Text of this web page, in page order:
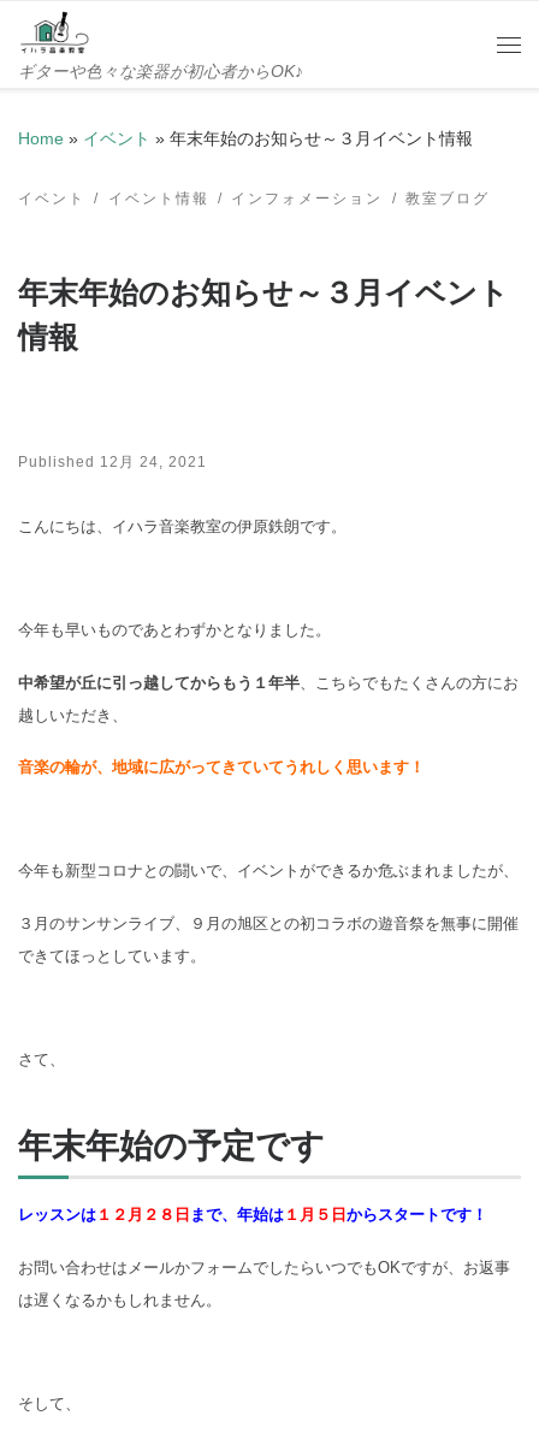
Skip to content
ギターや色々な楽器が初心者からOK♪
Home » イベント » 年末年始のお知らせ～３月イベント情報
イベント イベント情報 インフォメーション 教室ブログ
年末年始のお知らせ～３月イベント
情報
Published 12月 24, 2021
こんにちは、イハラ音楽教室の伊原鉄朗です。
今年も早いものであとわずかとなりました。
中希望が丘に引っ越してからもう１年半 、こちらでもたくさんの方にお
越しいただき、
音楽の輪が、地域に広がってきていてうれしく思います！
今年も新型コロナとの闘いで、イベントができるか危ぶまれましたが、
３月のサンサンライブ、９月の旭区との初コラボの遊音祭を無事に開催
できてほっとしています。
さて、
年末年始の予定です
レッスンは １２月２８日 まで、年始は １月５日 からスタートです！
お問い合わせはメールかフォームでしたらいつでもOKですが、お返事
は遅くなるかもしれません。
そして、